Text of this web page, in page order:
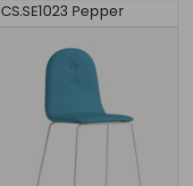
CS.SE1023 Pepper